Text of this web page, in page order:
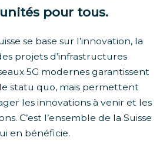
pour tous.
se base sur l’innovation, la
projets d’infrastructures
5G modernes garantissent
statu quo, mais permettent
les innovations à venir et les
C’est l’ensemble de la Suisse
en bénéficie.